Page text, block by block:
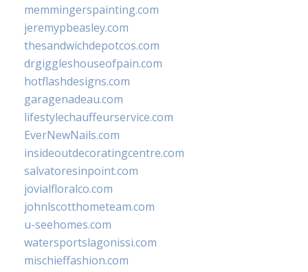
memmingerspainting.com
jeremypbeasley.com
thesandwichdepotcos.com
drgiggleshouseofpain.com
hotflashdesigns.com
garagenadeau.com
lifestylechauffeurservice.com
EverNewNails.com
insideoutdecoratingcentre.com
salvatoresinpoint.com
jovialfloralco.com
johnlscotthometeam.com
u-seehomes.com
watersportslagonissi.com
mischieffashion.com